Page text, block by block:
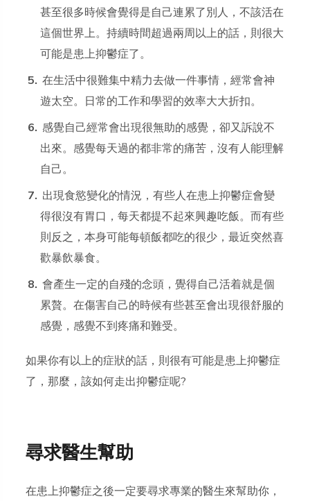
甚至很多時候會覺得是自己連累了別人，不該活在
這個世界上。持續時間超過兩周以上的話，則很大
可能是患上抑鬱症了。
在生活中很難集中精力去做一件事情，經常會神
遊太空。日常的工作和學習的效率大大折扣。
感覺自己經常會出現很無助的感覺，卻又訴說不
出來。感覺每天過的都非常的痛苦，沒有人能理解
自己。
出現食慾變化的情況，有些人在患上抑鬱症會變
得很沒有胃口，每天都提不起來興趣吃飯。而有些
則反之，本身可能每頓飯都吃的很少，最近突然喜
歡暴飲暴食。
會產生一定的自殘的念頭，覺得自己活着就是個
累贅。在傷害自己的時候有些甚至會出現很舒服的
感覺，感覺不到疼痛和難受。
如果你有以上的症狀的話，則很有可能是患上抑鬱症
了，那麼，該如何走出抑鬱症呢?
尋求醫生幫助
在患上抑鬱症之後一定要尋求專業的醫生來幫助你，